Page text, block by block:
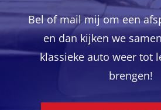
Bel of mail mij om een
en dan kijken we
klassieke auto weer tot
brengen!